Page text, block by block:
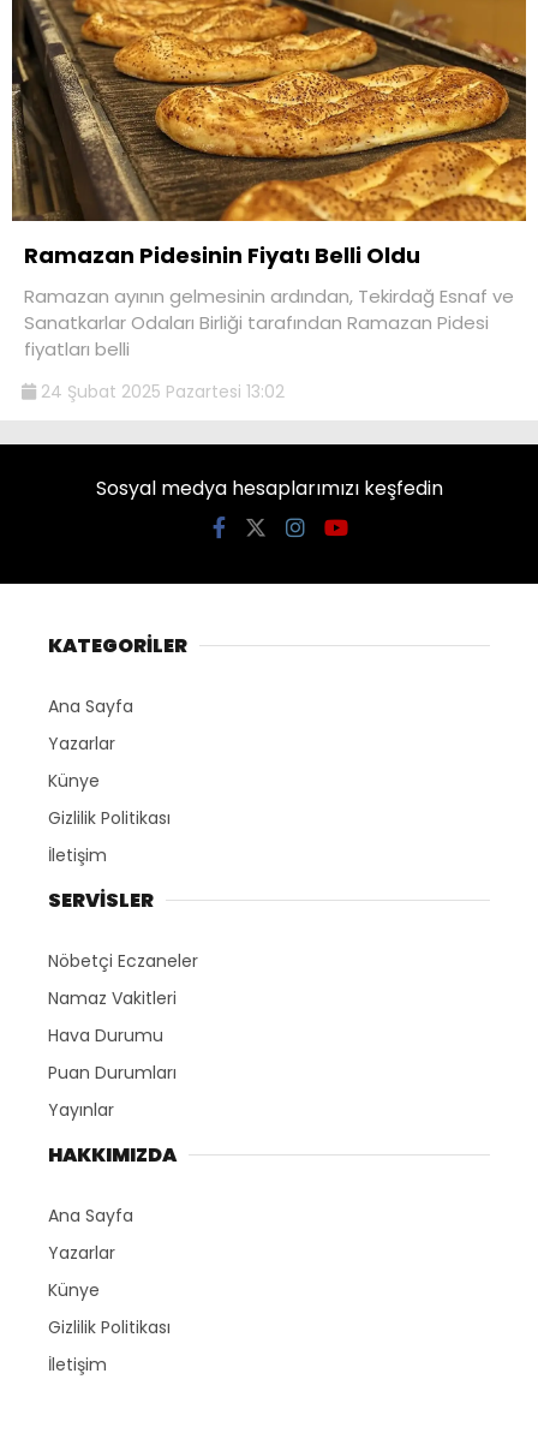
Ramazan Pidesinin Fiyatı Belli Oldu
Ramazan ayının gelmesinin ardından, Tekirdağ Esnaf ve
Sanatkarlar Odaları Birliği tarafından Ramazan Pidesi
fiyatları belli
24 Şubat 2025 Pazartesi 13:02
Sosyal medya hesaplarımızı keşfedin
KATEGORİLER
Ana Sayfa
Yazarlar
Künye
Gizlilik Politikası
İletişim
SERVİSLER
Nöbetçi Eczaneler
Namaz Vakitleri
Hava Durumu
Puan Durumları
Yayınlar
HAKKIMIZDA
Ana Sayfa
Yazarlar
Künye
Gizlilik Politikası
İletişim